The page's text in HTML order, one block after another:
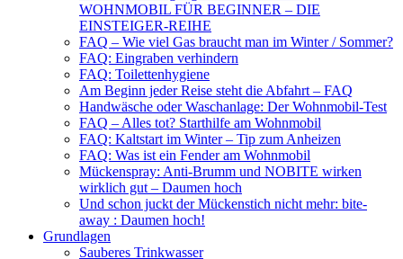
WOHNMOBIL FÜR BEGINNER – DIE
EINSTEIGER-REIHE
FAQ – Wie viel Gas braucht man im Winter / Sommer?
FAQ: Eingraben verhindern
FAQ: Toilettenhygiene
Am Beginn jeder Reise steht die Abfahrt – FAQ
Handwäsche oder Waschanlage: Der Wohnmobil-Test
FAQ – Alles tot? Starthilfe am Wohnmobil
FAQ: Kaltstart im Winter – Tip zum Anheizen
FAQ: Was ist ein Fender am Wohnmobil
Mückenspray: Anti-Brumm und NOBITE wirken
wirklich gut – Daumen hoch
Und schon juckt der Mückenstich nicht mehr: bite-
away : Daumen hoch!
Grundlagen
Sauberes Trinkwasser